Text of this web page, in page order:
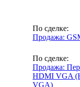
По сделке:
Продажа:
По сделке:
Продажа:
HDMI VGA
VGA)